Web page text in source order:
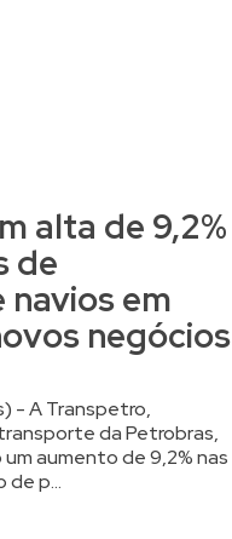
alta de 9,2%
de
em
negócios
- A Transpetro,
da Petrobras,
aumento de 9,2% nas
p...